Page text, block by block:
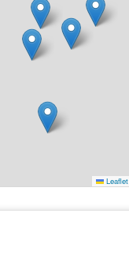
Leaflet